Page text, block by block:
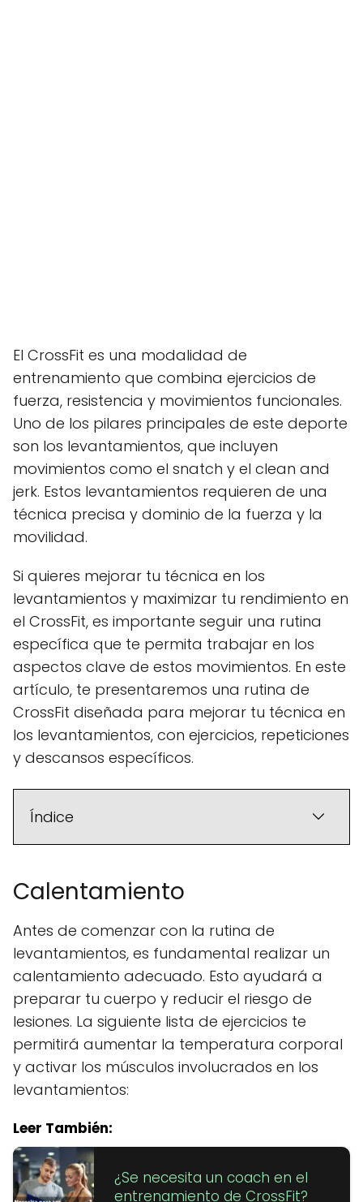
El CrossFit es una modalidad de
entrenamiento que combina ejercicios de
fuerza, resistencia y movimientos funcionales.
Uno de los pilares principales de este deporte
son los levantamientos, que incluyen
movimientos como el snatch y el clean and
jerk. Estos levantamientos requieren de una
técnica precisa y dominio de la fuerza y la
movilidad.
Si quieres mejorar tu técnica en los
levantamientos y maximizar tu rendimiento en
el CrossFit, es importante seguir una rutina
específica que te permita trabajar en los
aspectos clave de estos movimientos. En este
artículo, te presentaremos una rutina de
CrossFit diseñada para mejorar tu técnica en
los levantamientos, con ejercicios, repeticiones
y descansos específicos.
Índice
Calentamiento
Antes de comenzar con la rutina de
levantamientos, es fundamental realizar un
calentamiento adecuado. Esto ayudará a
preparar tu cuerpo y reducir el riesgo de
lesiones. La siguiente lista de ejercicios te
permitirá aumentar la temperatura corporal
y activar los músculos involucrados en los
levantamientos:
Leer También:
¿Se necesita un coach en el
entrenamiento de CrossFit?